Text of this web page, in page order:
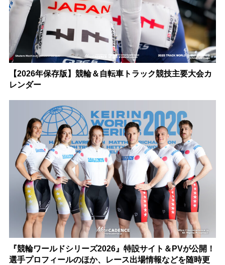
【2026年保存版】競輪＆自転車トラック競技主要大会カ
レンダー
『競輪ワールドシリーズ2026』特設サイト＆PVが公開！
選手プロフィールのほか、レース出場情報などを随時更